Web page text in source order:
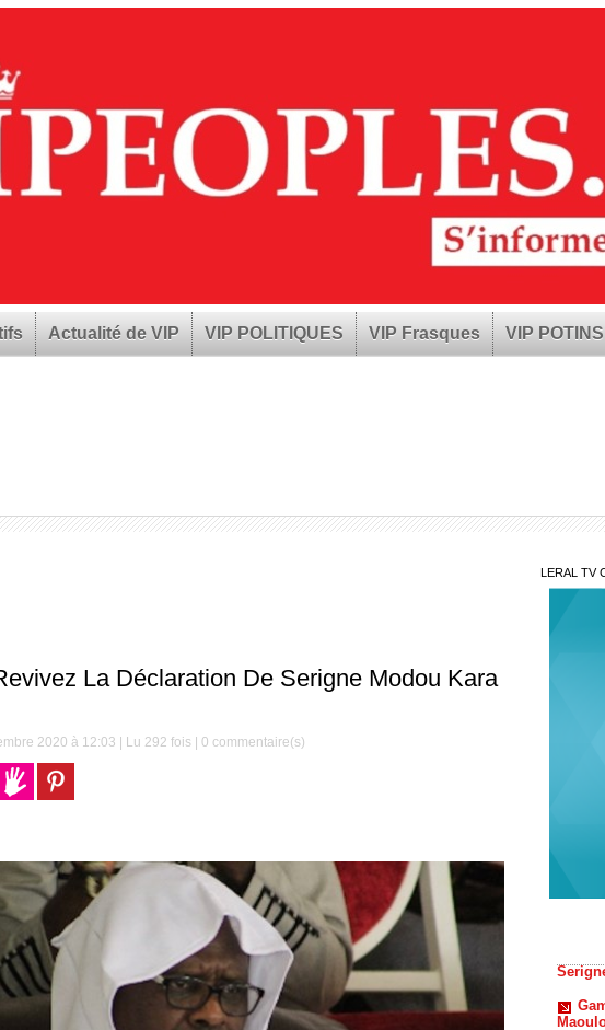
Actualité de VIP VIP POLITIQUES VIP Frasques VIP POTINS
La Déclaration De Serigne Modou Kara
2020 à 12:03 | Lu 292 fois | 0 commentaire(s)
LERAL TV